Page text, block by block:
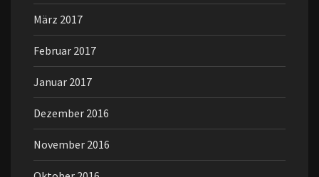
März 2017
Februar 2017
Januar 2017
Dezember 2016
November 2016